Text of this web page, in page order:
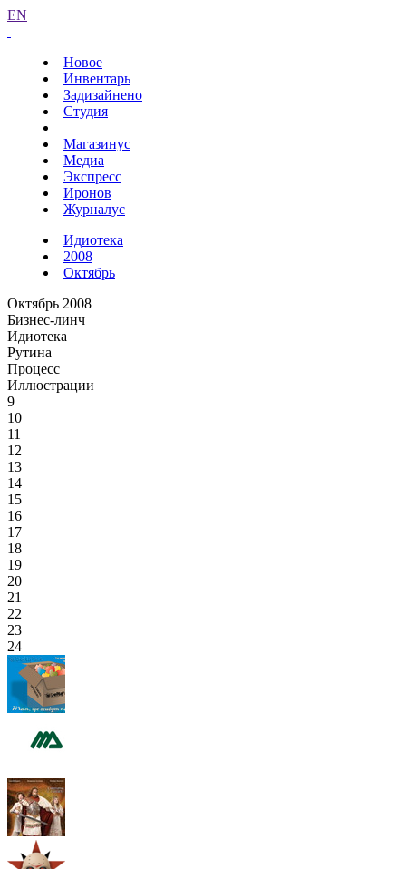
EN
Новое
Инвентарь
Задизайнено
Студия
Магазинус
Медиа
Экспресс
Иронов
Журналус
Идиотека
2008
Октябрь
Октябрь 2008
Бизнес-линч
Идиотека
Рутина
Процесс
Иллюстрации
9
10
11
12
13
14
15
16
17
18
19
20
21
22
23
24